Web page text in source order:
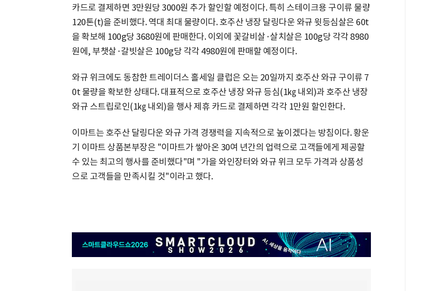
카드로 결제하면 3만원당 3000원 추가 할인할 예정이다. 특히 스테이크용 구이류 물량
120톤(t)을 준비했다. 역대 최대 물량이다. 호주산 냉장 달링다운 와규 윗등심살은 60t
을 확보해 100g당 3680원에 판매한다. 이외에 꽃갈비살·살치살은 100g당 각각 8980
원에, 부챗살·갈빗살은 100g당 각각 4980원에 판매할 예정이다.
와규 위크에도 동참한 트레이더스 홀세일 클럽은 오는 20일까지 호주산 와규 구이류 7
0t 물량을 확보한 상태다. 대표적으로 호주산 냉장 와규 등심(1㎏ 내외)과 호주산 냉장
와규 스트립로인(1㎏ 내외)을 행사 제휴 카드로 결제하면 각각 1만원 할인한다.
이마트는 호주산 달링다운 와규 가격 경쟁력을 지속적으로 높이겠다는 방침이다. 황운
기 이마트 상품본부장은 "이마트가 쌓아온 30여 년간의 업력으로 고객들에게 제공할
수 있는 최고의 행사를 준비했다"며 "가을 와인장터와 와규 위크 모두 가격과 상품성
으로 고객들을 만족시킬 것"이라고 했다.